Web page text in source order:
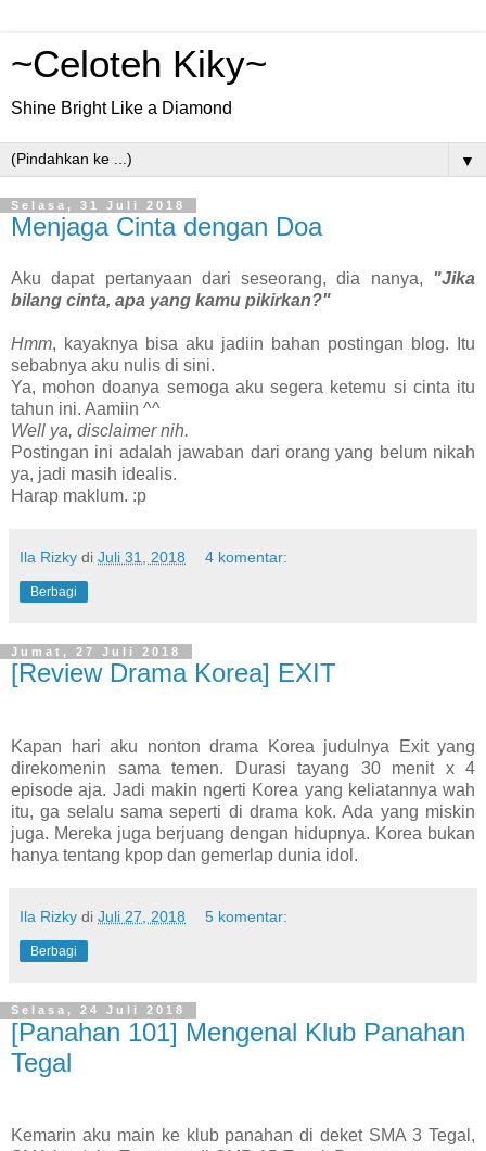
~Celoteh Kiky~
Shine Bright Like a Diamond
▼
Selasa, 31 Juli 2018
Menjaga Cinta dengan Doa
Aku dapat pertanyaan dari seseorang, dia nanya, "Jika
bilang cinta, apa yang kamu pikirkan?"
Hmm, kayaknya bisa aku jadiin bahan postingan blog. Itu
sebabnya aku nulis di sini.
Ya, mohon doanya semoga aku segera ketemu si cinta itu
tahun ini. Aamiin ^^
Well ya, disclaimer nih.
Postingan ini adalah jawaban dari orang yang belum nikah
ya, jadi masih idealis.
Harap maklum. :p
Ila Rizky di Juli 31, 2018 4 komentar:
Berbagi
Jumat, 27 Juli 2018
[Review Drama Korea] EXIT
Kapan hari aku nonton drama Korea judulnya Exit yang
direkomenin sama temen. Durasi tayang 30 menit x 4
episode aja. Jadi makin ngerti Korea yang keliatannya wah
itu, ga selalu sama seperti di drama kok. Ada yang miskin
juga. Mereka juga berjuang dengan hidupnya. Korea bukan
hanya tentang kpop dan gemerlap dunia idol.
Ila Rizky di Juli 27, 2018 5 komentar:
Berbagi
Selasa, 24 Juli 2018
[Panahan 101] Mengenal Klub Panahan
Tegal
Kemarin aku main ke klub panahan di deket SMA 3 Tegal,